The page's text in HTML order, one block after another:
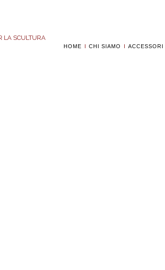
HOME CHI SIAMO ACCESSORI